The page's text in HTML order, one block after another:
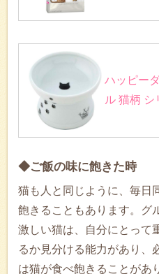
ハッピー
ル 猫柄 シ
◆ご飯の味に飽きた時
猫も人と同じように、毎日
飽きることもあります。グ
激しい猫は、自分にとって
るか見分ける能力があり、
は猫が食べ飽きることがあ